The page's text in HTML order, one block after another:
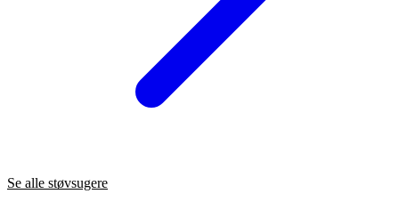
Se alle støvsugere